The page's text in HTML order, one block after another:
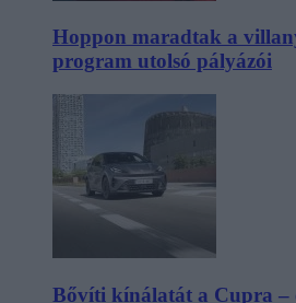
Hoppon maradtak a
program utolsó pályázói
Bővíti kínálatát a Cupra –